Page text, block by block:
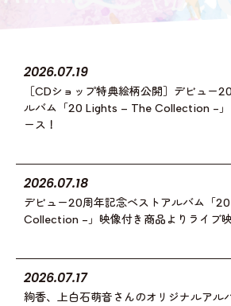
2026.07.19
［CDショップ特典絵柄公開］デビュー
ルバム「20 Lights – The Collection -」
ース！
2026.07.18
デビュー20周年記念ベストアルバム「
Collection -」映像付き商品よりライブ映
2026.07.17
絢香、上白石萌音さんのオリジナルアル